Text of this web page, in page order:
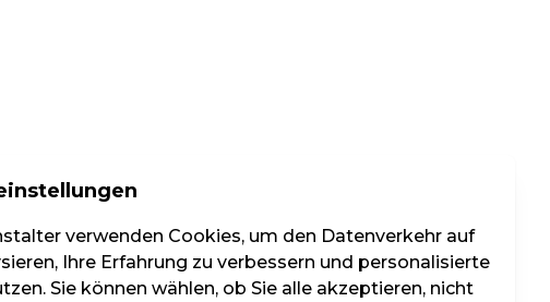
verwenden Cookies, um den Datenverkehr auf
Ihre Erfahrung zu verbessern und personalisierte
Sie können wählen, ob Sie alle akzeptieren, nicht